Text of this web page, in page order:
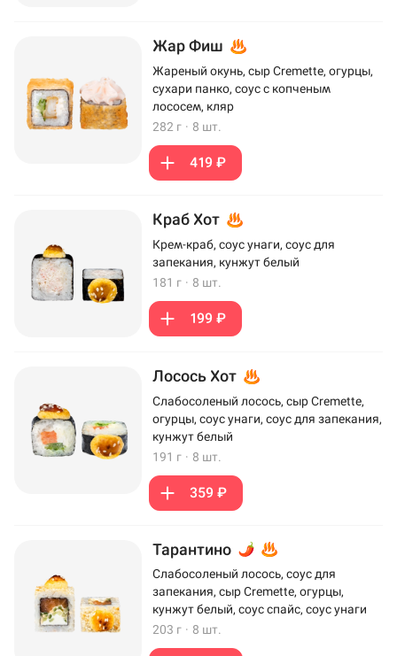
Жар Фиш
Жареный окунь, сыр Cremette, огурцы,
сухари панко, соус с копченым
лососем, кляр
282 г · 8 шт.
419 ₽
Краб Хот
Крем-краб, соус унаги, соус для
запекания, кунжут белый
181 г · 8 шт.
199 ₽
Лосось Хот
Слабосоленый лосось, сыр Cremette,
огурцы, соус унаги, соус для запекания,
кунжут белый
191 г · 8 шт.
359 ₽
Тарантино
Слабосоленый лосось, соус для
запекания, сыр Cremette, огурцы,
кунжут белый, соус спайс, соус унаги
203 г · 8 шт.